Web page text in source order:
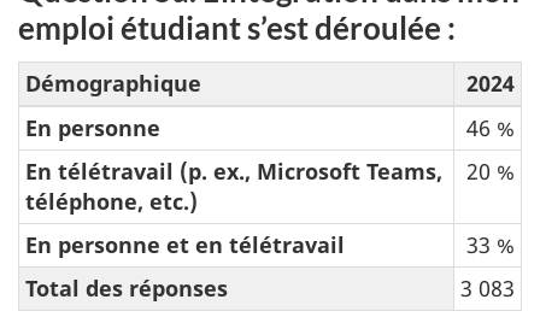
emploi étudiant s’est déroulée :
Démographique
2024
En personne
46 %
En télétravail (p. ex., Microsoft Teams,
téléphone, etc.)
20 %
En personne et en télétravail
33 %
Total des réponses
3 083